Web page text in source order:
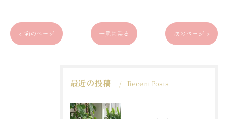
< 前のページ 一覧に戻る 次のページ >
最近の投稿 Recent Posts